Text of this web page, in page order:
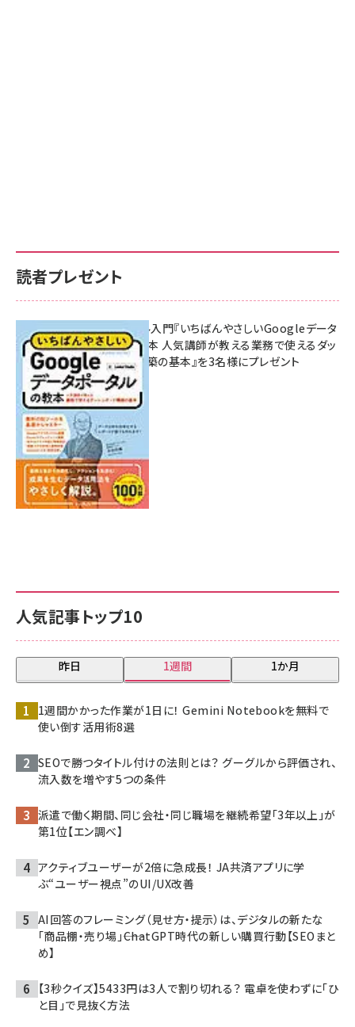
人気記事トップ10
昨日 1週間 1か月
1週間かかった作業が1日に！ Gemini Notebookを無料で
使い倒す活用術8選
SEOで勝つタイトル付けの法則とは？ グーグルから評価され、
流入数を増やす5つの条件
派遣で働く期間、同じ会社・同じ職場を継続希望「3年以上」が
第1位【エン調べ】
アクティブユーザーが2倍に急成長！ JA共済アプリに学
ぶ“ユーザー視点”のUI/UX改善
AI回答のフレーミング（見せ方・提示）は、デジタルの新たな
「商品棚・売り場」――ChatGPT時代の新しい購買行動【SEOまと
め】
【3秒クイズ】5433円は3人で割り切れる？ 電卓を使わずに「ひ
と目」で見抜く方法
読者プレゼント
無料BIツール入門『いちばんやさしいGoogleデータ
ポータルの教本 人気講師が教える業務で使えるダッ
シュボード構築の基本』を3名様にプレゼント
7月31日 10:00